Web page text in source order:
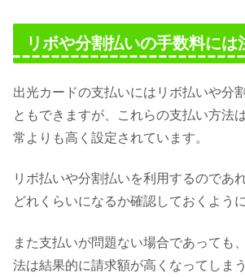
リボや分割払いの手数料には
出光カードの支払いにはリボ払いや分
ともできますが、これらの支払い方法
常よりも高く設定されています。
リボ払いや分割払いを利用するのであ
どれくらいになるか確認しておくよう
また支払いが問題ない場合であっても
法は結果的に請求額が高くなってしま